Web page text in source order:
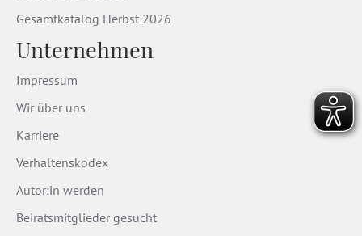
Gesamtkatalog Herbst 2026
Unternehmen
Impressum
Wir über uns
Karriere
Verhaltenskodex
Autor:in werden
Beiratsmitglieder gesucht